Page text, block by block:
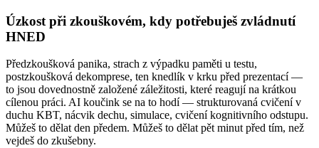
Úzkost při zkouškovém, kdy potřebuješ zvládnutí
HNED
Předzkoušková panika, strach z výpadku paměti u testu,
postzkoušková dekomprese, ten knedlík v krku před prezentací —
to jsou dovednostně založené záležitosti, které reagují na krátkou
cílenou práci. AI koučink se na to hodí — strukturovaná cvičení v
duchu KBT, nácvik dechu, simulace, cvičení kognitivního odstupu.
Můžeš to dělat den předem. Můžeš to dělat pět minut před tím, než
vejdeš do zkušebny.